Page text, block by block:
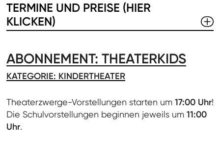
TERMINE UND PREISE (HIER
KLICKEN)
ABONNEMENT: THEATERKIDS
KATEGORIE: KINDERTHEATER
Theaterzwerge-Vorstellungen starten um 17:00 Uhr!
Die Schulvorstellungen beginnen jeweils um 11:00
Uhr.